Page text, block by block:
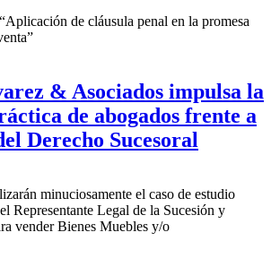
de cláusula penal en la promesa
& Asociados impulsa la
de abogados frente a
Derecho Sucesoral
minuciosamente el caso de estudio
Representante Legal de la Sucesión y
vender Bienes Muebles y/o